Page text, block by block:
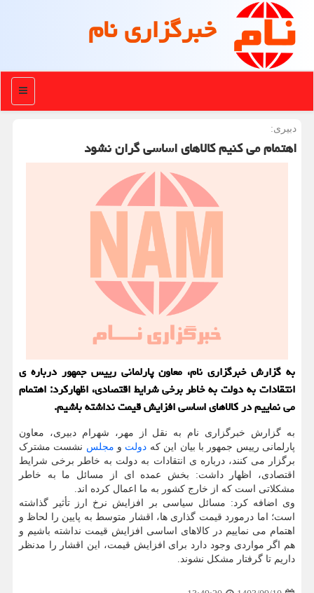
خبرگزاری نام
منو
دبیری:
اهتمام می کنیم کالاهای اساسی گران نشود
به گزارش خبرگزاری نام، معاون پارلمانی رییس جمهور درباره ی
انتقادات به دولت به خاطر برخی شرایط اقتصادی، اظهارکرد: اهتمام
می نماییم در کالاهای اساسی افزایش قیمت نداشته باشیم.
به گزارش خبرگزاری نام به نقل از مهر، شهرام دبیری، معاون
پارلمانی رییس جمهور با بیان این که دولت و مجلس نشست مشترک
برگزار می کنند، درباره ی انتقادات به دولت به خاطر برخی شرایط
اقتصادی، اظهار داشت: بخش عمده ای از مسائل ما به خاطر
مشکلاتی است که از خارج کشور به ما اعمال کرده اند.
وی اضافه کرد: مسائل سیاسی بر افزایش نرخ ارز تأثیر گذاشته
است؛ اما درمورد قیمت گذاری ها، اقشار متوسط به پایین را لحاظ و
اهتمام می نماییم در کالاهای اساسی افزایش قیمت نداشته باشیم و
هم اگر مواردی وجود دارد برای افزایش قیمت، این اقشار را مدنظر
داریم تا گرفتار مشکل نشوند.